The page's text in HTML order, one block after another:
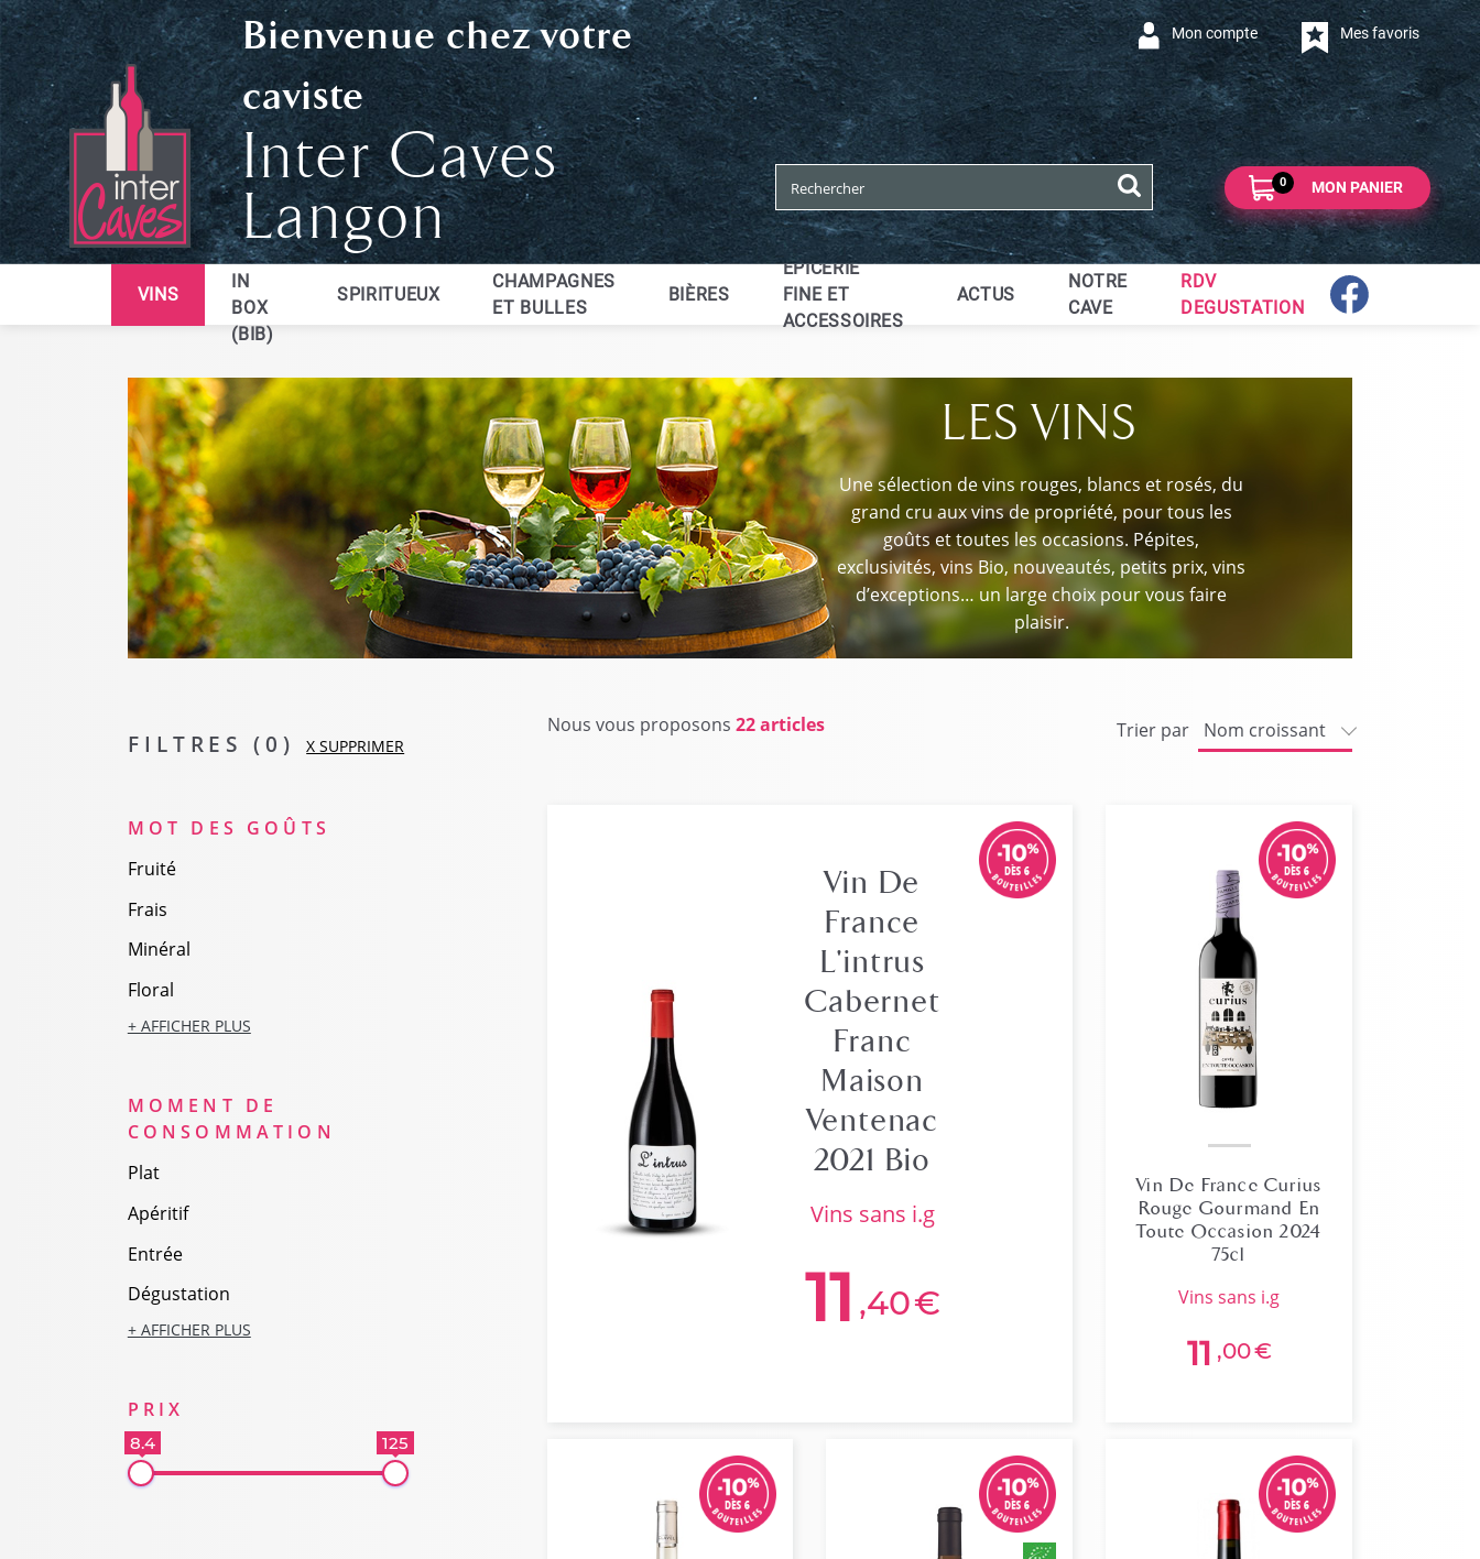
Mes favoris
Mon compte
Bienvenue chez votre
caviste
Inter Caves
Langon
MON PANIER
0
VINS
BAG
IN
BOX
(BIB)
SPIRITUEUX
CHAMPAGNES
ET BULLES
BIÈRES
EPICERIE
FINE ET
ACCESSOIRES
ACTUS
NOTRE
CAVE
RDV
DEGUSTATION
LES VINS
Une sélection de vins rouges, blancs et rosés, du
grand cru aux vins de propriété, pour tous les
goûts et toutes les occasions. Pépites,
exclusivités, vins Bio, nouveautés, petits prix, vins
d’exceptions… un large choix pour vous faire
plaisir.
FILTRES (0) X SUPPRIMER
MOT DES GOÛTS
Fruité
Frais
Minéral
Floral
+ AFFICHER PLUS
MOMENT DE
CONSOMMATION
Plat
Apéritif
Entrée
Dégustation
+ AFFICHER PLUS
PRIX
8.4 125
Nous vous proposons 22 articles Trier par
Vin De
France
L'intrus
Cabernet
Franc
Maison
Ventenac
2021 Bio
vins sans i.g
11 ,40€
Vin De France Curius
Rouge Gourmand En
Toute Occasion 2024
75cl
vins sans i.g
11 ,00€